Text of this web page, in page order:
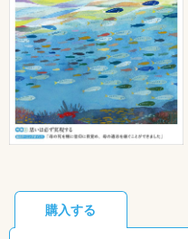
購入する